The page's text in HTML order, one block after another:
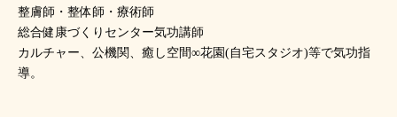
整膚師・整体師・療術師
総合健康づくりセンター気功講師
カルチャー、公機関、癒し空間∞花園(自宅スタジオ)等で気功指
導。